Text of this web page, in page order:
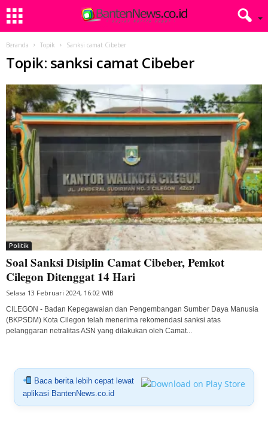
Beranda Topik Sanksi camat Cibeber
Topik: sanksi camat Cibeber
Politik
Soal Sanksi Disiplin Camat Cibeber, Pemkot
Cilegon Ditenggat 14 Hari
Selasa 13 Februari 2024, 16:02 WIB
CILEGON - Badan Kepegawaian dan Pengembangan Sumber Daya Manusia
(BKPSDM) Kota Cilegon telah menerima rekomendasi sanksi atas
pelanggaran netralitas ASN yang dilakukan oleh Camat...
Baca berita lebih cepat lewat
aplikasi BantenNews.co.id